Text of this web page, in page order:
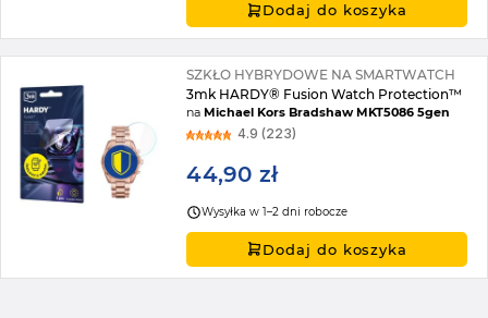
Dodaj do koszyka
SZKŁO HYBRYDOWE NA SMARTWATCH
3mk HARDY® Fusion Watch Protection™
naMichael Kors Bradshaw MKT5086 5gen
4.9 (223)
44,90 zł
Wysyłka w 1–2 dni robocze
Dodaj do koszyka